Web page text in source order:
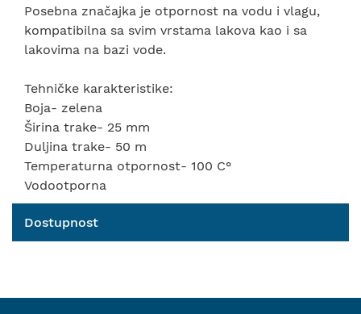
Posebna značajka je otpornost na vodu i vlagu,
kompatibilna sa svim vrstama lakova kao i sa
lakovima na bazi vode.
Tehničke karakteristike:
Boja- zelena
Širina trake- 25 mm
Duljina trake- 50 m
Temperaturna otpornost- 100 C°
Vodootporna
Dostupnost